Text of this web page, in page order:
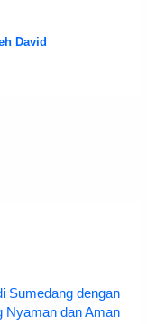
David
Sumedang dengan
Nyaman dan Aman